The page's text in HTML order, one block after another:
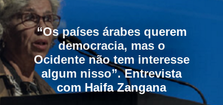
“Os países árabes querem
democracia, mas o
Ocidente não tem interesse
algum nisso”. Entrevista
com Haifa Zangana